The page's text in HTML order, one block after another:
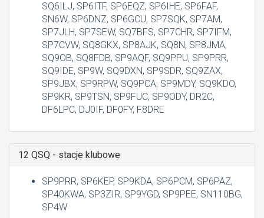
SQ6ILJ, SP6ITF, SP6EQZ, SP6IHE, SP6FAF,
SN6W, SP6DNZ, SP6GCU, SP7SQK, SP7AM,
SP7JLH, SP7SEW, SQ7BFS, SP7CHR, SP7IFM,
SP7CVW, SQ8GKX, SP8AJK, SQ8N, SP8JMA,
SQ9OB, SQ8FDB, SP9AQF, SQ9PPU, SP9PRR,
SQ9IDE, SP9W, SQ9DXN, SP9SDR, SQ9ZAX,
SP9JBX, SP9RPW, SQ9PCA, SP9MDY, SQ9KDO,
SP9KR, SP9TSN, SP9FUC, SP9ODY, DR2C,
DF6LPC, DJ0IF, DF0FY, F8DRE
12 QSQ - stacje klubowe
SP9PRR, SP6KEP, SP9KDA, SP6PCM, SP6PAZ,
SP40KWA, SP3ZIR, SP9YGD, SP9PEE, SN110BG,
SP4W